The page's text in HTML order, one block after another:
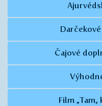
Čajové
Film „Tam,